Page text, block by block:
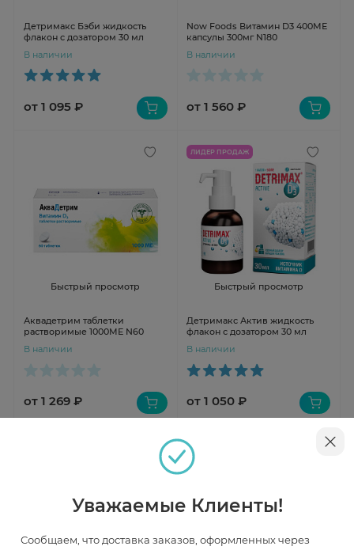
Детримакс Бэби жидкость
флакон с дозатором 30 мл
В наличии
от 1 095 ₽
Now Foods Витамин D3 400МЕ
капсулы 300мг N180
В наличии
от 1 560 ₽
Быстрый просмотр
Аквадетрим таблетки
растворимые 1000МЕ N60
В наличии
от 1 269 ₽
ЛИДЕР ПРОДАЖ
Быстрый просмотр
Детримакс Актив жидкость
флакон с дозатором 30 мл
В наличии
от 1 050 ₽
Уважаемые Клиенты!
Сообщаем, что доставка заказов, оформленных через